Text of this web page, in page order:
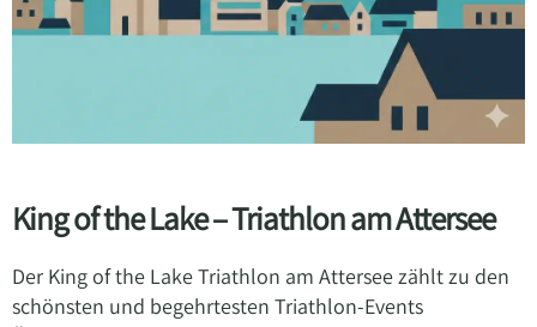
King of the Lake – Triathlon am Attersee
Der King of the Lake Triathlon am Attersee zählt zu den
schönsten und begehrtesten Triathlon-Events